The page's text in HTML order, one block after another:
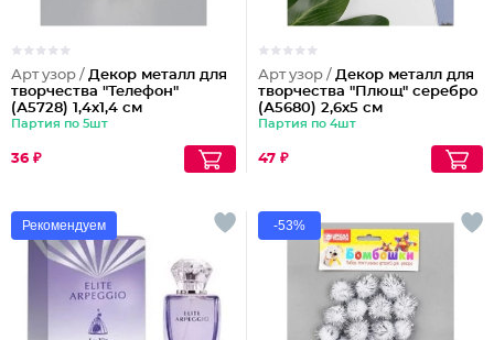
Арт узор / Декор металл для
творчества "Телефон"
(А5728) 1,4х1,4 см
Партия по 5шт
36 ₽
Арт узор / Декор металл для
творчества "Плющ" серебро
(А5680) 2,6х5 см
Партия по 4шт
47 ₽
Рекомендуем -53%